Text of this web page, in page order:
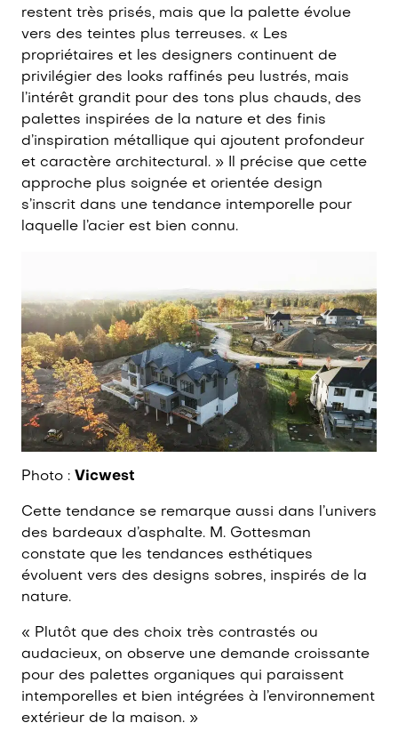
restent très prisés, mais que la palette évolue
vers des teintes plus terreuses. « Les
propriétaires et les designers continuent de
privilégier des looks raffinés peu lustrés, mais
l’intérêt grandit pour des tons plus chauds, des
palettes inspirées de la nature et des finis
d’inspiration métallique qui ajoutent profondeur
et caractère architectural. » Il précise que cette
approche plus soignée et orientée design
s’inscrit dans une tendance intemporelle pour
laquelle l’acier est bien connu.
Photo : Vicwest
Cette tendance se remarque aussi dans l’univers
des bardeaux d’asphalte. M. Gottesman
constate que les tendances esthétiques
évoluent vers des designs sobres, inspirés de la
nature.
« Plutôt que des choix très contrastés ou
audacieux, on observe une demande croissante
pour des palettes organiques qui paraissent
intemporelles et bien intégrées à l’environnement
extérieur de la maison. »